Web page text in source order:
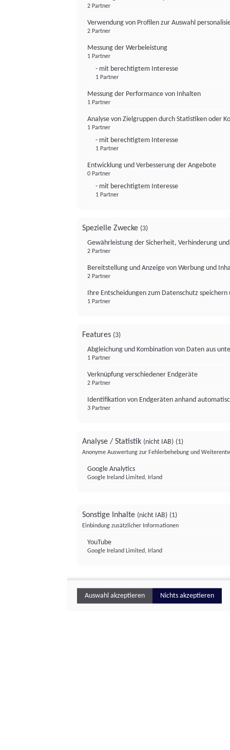
2 Partner
Verwendung von Profilen zur Auswahl
2 Partner
Messung der Werbeleistung
1 Partner
- mit berechtigtem Interesse
1 Partner
Messung der Performance von Inhalten
1 Partner
Analyse von Zielgruppen durch Statistiken oder
1 Partner
- mit berechtigtem Interesse
1 Partner
Entwicklung und Verbesserung der Angebote
0 Partner
- mit berechtigtem Interesse
1 Partner
Spezielle Zwecke (3)
Gewährleistung der Sicherheit, Verhinderung
2 Partner
Bereitstellung und Anzeige von Werbung und
2 Partner
Ihre Entscheidungen zum Datenschutz
1 Partner
Features (3)
Abgleichung und Kombination von Daten aus
1 Partner
Verknüpfung verschiedener Endgeräte
2 Partner
Identifikation von Endgeräten anhand
3 Partner
Analyse / Statistik (nicht IAB) (1)
Anonyme Auswertung zur Fehlerbehebung und
Google Analytics
Google Ireland Limited, Irland
Sonstige Inhalte (nicht IAB) (1)
Einbindung zusätzlicher Informationen
YouTube
Google Ireland Limited, Irland
Auswahl akzeptieren Nichts akzeptieren